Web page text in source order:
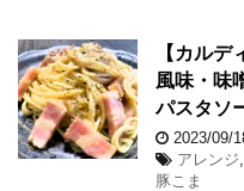
【カル
風味・味
パスタソ
2023/09/
アレンジ
豚こま